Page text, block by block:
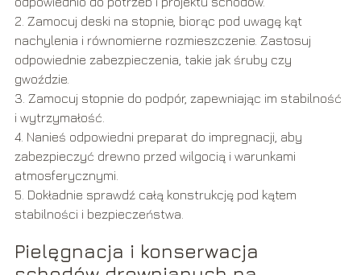
2. Zamocuj deski na stopnie, biorąc pod uwagę kąt
nachylenia i równomierne rozmieszczenie. Zastosuj
odpowiednie zabezpieczenia, takie jak śruby czy
gwoździe.
3. Zamocuj stopnie do podpór, zapewniając im stabilność
i wytrzymałość.
4. Nanieś odpowiedni preparat do impregnacji, aby
zabezpieczyć drewno przed wilgocią i warunkami
atmosferycznymi.
5. Dokładnie sprawdź całą konstrukcję pod kątem
stabilności i bezpieczeństwa.
Pielęgnacja i konserwacja